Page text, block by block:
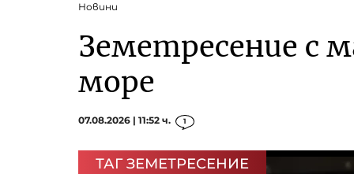
Новини
Земетресение с
море
07.08.2026 | 11:52 ч. 1
ТАГ ЗЕМЕТРЕСЕНИЕ